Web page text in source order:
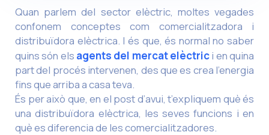
Quan parlem del sector elèctric, moltes vegades
confonem conceptes com comercialitzadora i
distribuïdora elèctrica. I és que, és normal no saber
quins són els agents del mercat elèctrici en quina
part del procés intervenen, des que es crea l’energia
fins que arriba a casa teva.
És per això que, en el post d’avui, t’expliquem què és
una distribuïdora elèctrica, les seves funcions i en
què es diferencia de les comercialitzadores.